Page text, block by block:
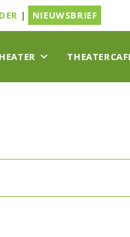
| NIEUWSBRIEF